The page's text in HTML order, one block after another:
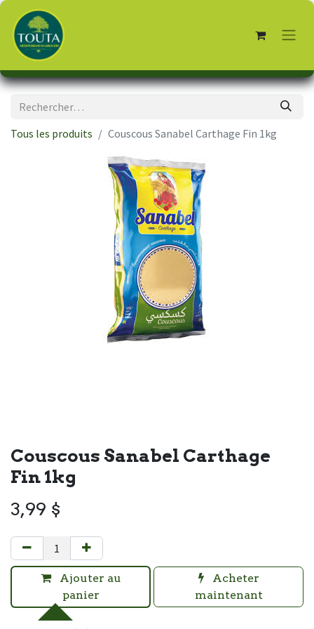
Tous les produits Couscous Sanabel Carthage Fin 1kg
Couscous Sanabel Carthage
Fin 1kg
3,99 $
Ajouter au
panier
Acheter
maintenant